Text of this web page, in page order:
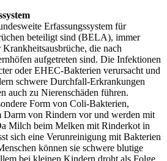
Erfassungssystem für
beteiligt sind (BELA), immer
die nach
aufgetreten sind. Die Infektionen
oder EHEC-Bakterien verursacht und
schwere Durchfall-Erkrankungen
auch zu Nierenschäden führen.
Form von Coli-Bakterien,
Darm von Rindern vor und werden mit
Milch beim Melken mit Rinderkot in
sich eine Verunreinigung mit Bakterien
können sie schwere blutige
bei kleinen Kindern droht als Folge